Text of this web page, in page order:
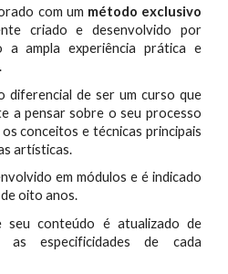
com um método exclusivo
criado e desenvolvido por
a ampla experiência prática e
diferencial de ser um curso que
a pensar sobre o seu processo
conceitos e técnicas principais
artísticas.
em módulos e é indicado
oito anos.
seu conteúdo é atualizado de
especificidades de cada